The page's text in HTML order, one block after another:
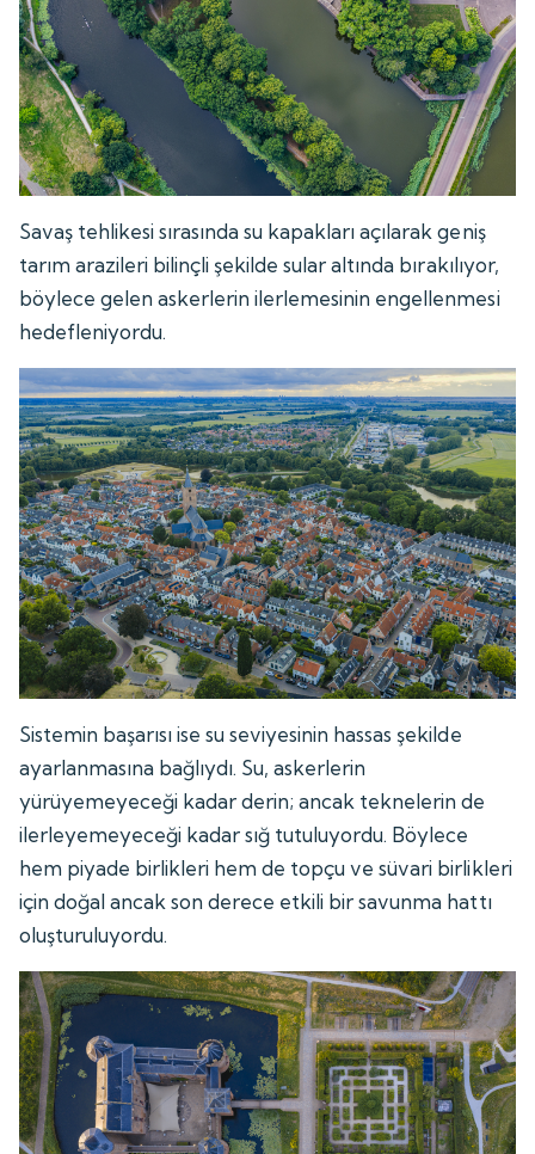
Savaş tehlikesi sırasında su kapakları açılarak geniş
tarım arazileri bilinçli şekilde sular altında bırakılıyor,
böylece gelen askerlerin ilerlemesinin engellenmesi
hedefleniyordu.
Sistemin başarısı ise su seviyesinin hassas şekilde
ayarlanmasına bağlıydı. Su, askerlerin
yürüyemeyeceği kadar derin; ancak teknelerin de
ilerleyemeyeceği kadar sığ tutuluyordu. Böylece
hem piyade birlikleri hem de topçu ve süvari birlikleri
için doğal ancak son derece etkili bir savunma hattı
oluşturuluyordu.